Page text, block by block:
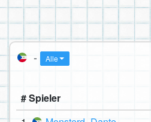
- Alle
# Spieler